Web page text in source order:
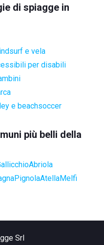
di spiagge in
e vela
per disabili
e beachsoccer
più belli della
Abriola
PignolaAtellaMelfi
Srl